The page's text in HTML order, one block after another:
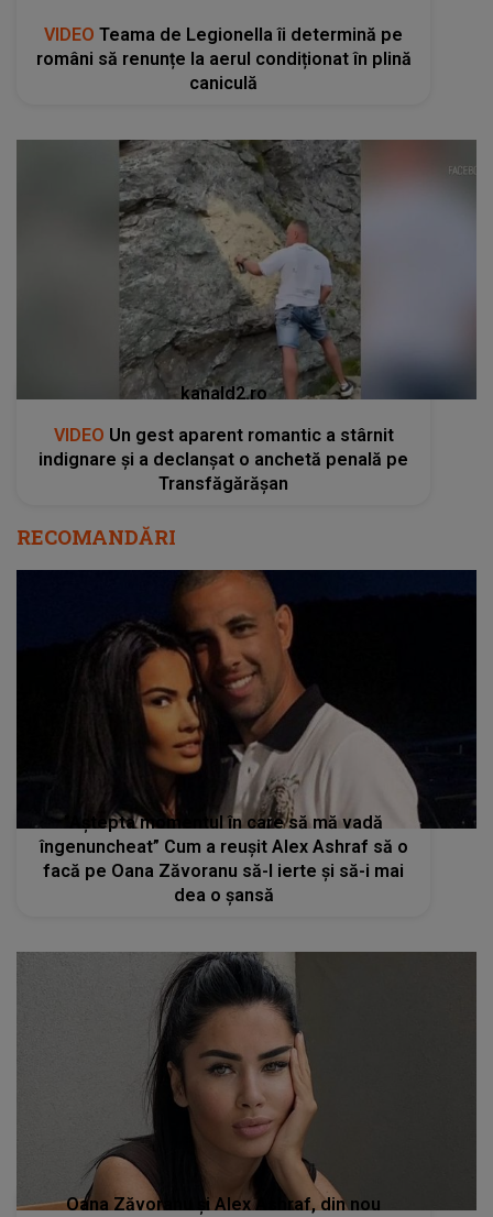
VIDEO Teama de Legionella îi determină pe
români să renunțe la aerul condiționat în plină
caniculă
kanald2.ro
VIDEO Un gest aparent romantic a stârnit
indignare și a declanșat o anchetă penală pe
Transfăgărășan
RECOMANDĂRI
”Aștepta momentul în care să mă vadă
îngenuncheat” Cum a reușit Alex Ashraf să o
facă pe Oana Zăvoranu să-l ierte și să-i mai
dea o șansă
Oana Zăvoranu și Alex Ashraf, din nou